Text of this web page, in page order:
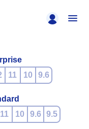
11 10 9.6
11 10 9.6 9.5